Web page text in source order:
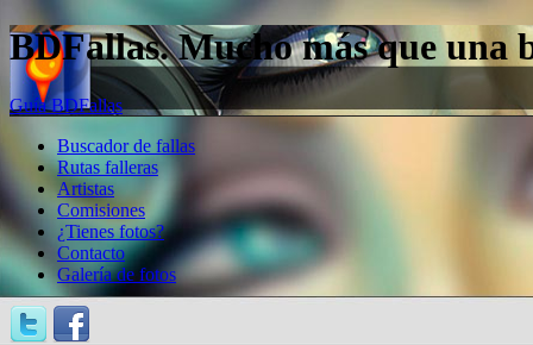
BDFallas. Mucho más que una
Guía BDFallas
Buscador de fallas
Rutas falleras
Artistas
Comisiones
¿Tienes fotos?
Contacto
Galería de fotos